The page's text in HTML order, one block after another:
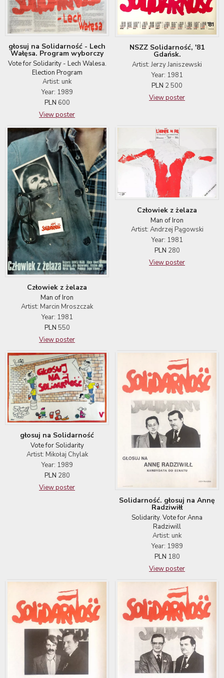
głosuj na Solidarność - Lech
Wałęsa. Program wyborczy
Vote for Solidarity - Lech Walesa.
Election Program
Artist: unk
Year: 1989
PLN 600
View poster
NSZZ Solidarność, '81
Gdańsk.
Artist: Jerzy Janiszewski
Year: 1981
PLN 2 500
View poster
Człowiek z żelaza
Man of Iron
Artist: Marcin Mroszczak
Year: 1981
PLN 550
View poster
Człowiek z żelaza
Man of Iron
Artist: Andrzej Pągowski
Year: 1981
PLN 280
View poster
głosuj na Solidarność
Vote for Solidarity
Artist: Mikołaj Chylak
Year: 1989
PLN 280
View poster
Solidarność. głosuj na Annę
Radziwiłł
Solidarity. Vote for Anna
Radziwill
Artist: unk
Year: 1989
PLN 180
View poster